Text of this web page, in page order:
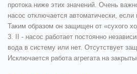
протока ниже этих значений. Очень
насос отключается автоматически, если
Таким образом он защищен от «сухого
3. II - насос работает постоянно
вода в систему или нет. Отсутствует
Исключается работа агрегата на